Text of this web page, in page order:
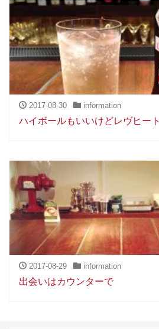
2017-08-30 information
ハイボールもいいけどレヴヒート
2017-08-29 information
出会いはカウンターで